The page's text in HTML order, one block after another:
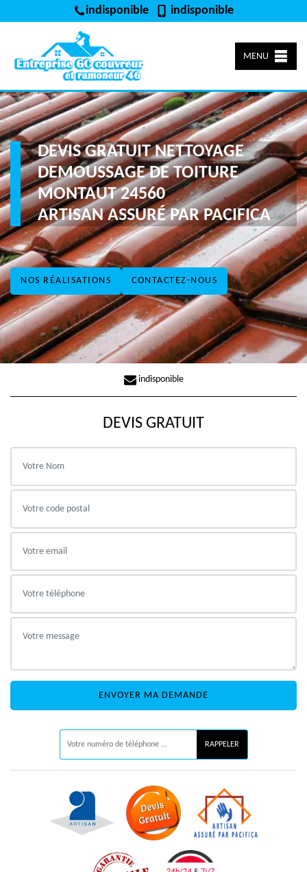
indisponible indisponible
MENU
NOS RÉALISATIONS CONTACTEZ-NOUS
DEVIS GRATUIT NETTOYAGE
DEMOUSSAGE DE TOITURE
MONTAUT 24560
ARTISAN ASSURÉ PAR PACIFICA
indisponible
DEVIS GRATUIT